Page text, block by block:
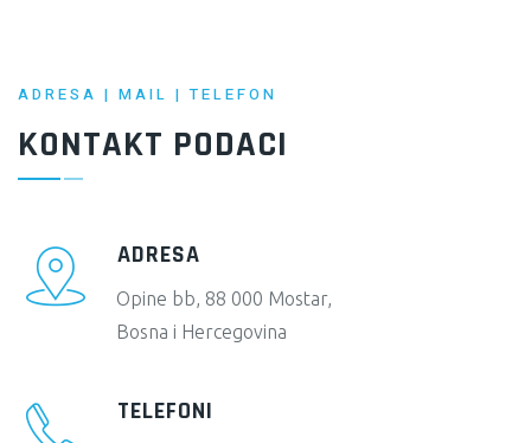
ADRESA | MAIL | TELEFON
KONTAKT PODACI
ADRESA
Opine bb, 88 000 Mostar,
Bosna i Hercegovina
TELEFONI